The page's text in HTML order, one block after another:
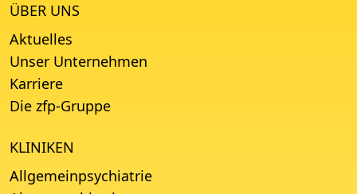
ÜBER UNS
Aktuelles
Unser Unternehmen
Karriere
Die zfp-Gruppe
KLINIKEN
Allgemeinpsychiatrie